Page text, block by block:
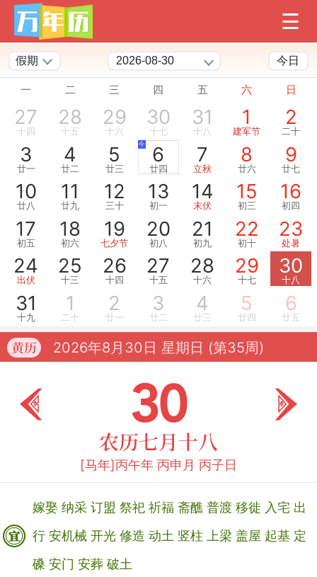
假期 今日
一 二 三 四 五 六 日
27
十四
28
十五
29
十六
30
十七
31
十八
1
建军节
2
二十
3
廿一
4
廿二
5
廿三
6
廿四
今 7
立秋
8
廿六
9
廿七
10
廿八
11
廿九
12
三十
13
初一
14
末伏
15
初三
16
初四
17
初五
18
初六
19
七夕节
20
初八
21
初九
22
初十
23
处暑
24
出伏
25
十三
26
十四
27
十五
28
十六
29
十七
30
十八
31
十九
1
二十
2
廿一
3
廿二
4
廿三
5
廿四
6
廿五
2026年8月30日 星期日 (第35周)
黄历
30
农历七月十八
[马年]丙午年 丙申月 丙子日
嫁娶纳采订盟祭祀祈福斋醮普渡移徙 入宅 出
行安机械开光修造动土 竖柱 上梁盖屋 起基 定
磉安门安葬破土